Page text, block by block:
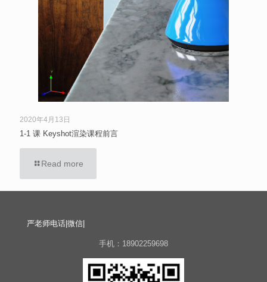
2020年4月13日
1-1 课 Keyshot渲染课程前言
Read more
严老师电话|微信|
手机：18902259698